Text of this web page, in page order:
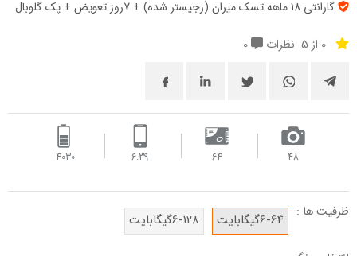
گارانتی 18 ماهه تسک میران (رجیستر شده) + 7روز تعویض + پک‌ گلوبال
0 از 5 نظرات
48
64
6.39
4030 ‌
ظرفیت ها : 6-64گیگابایت 6-128گیگابایت